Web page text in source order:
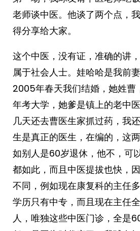
老师谈中医。他谈了两个点，
得分享给大家。
这个中医，没有证，准确的讲
属于社会人士。娃哈哈是我前
2005年春天我们结婚，她姓曹
年考大学，她爹是镇上的老中
几天还去曹医生家抓过药，我
生是真正的医生，在编的，这
如别人是60岁退休，他不，可
都如此，而且中医提拔也快，
不同，例如现在康复科的主任
学历只有中专，而且现在主任
人，唯独这些中医门诊，全是